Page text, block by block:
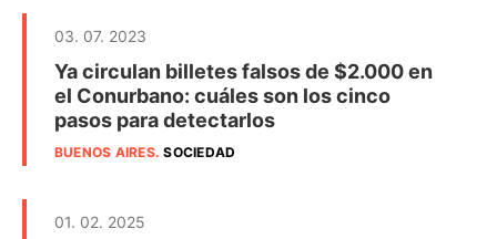
03. 07. 2023
Ya circulan billetes falsos de $2.000 en
el Conurbano: cuáles son los cinco
pasos para detectarlos
BUENOS AIRES.SOCIEDAD
01. 02. 2025